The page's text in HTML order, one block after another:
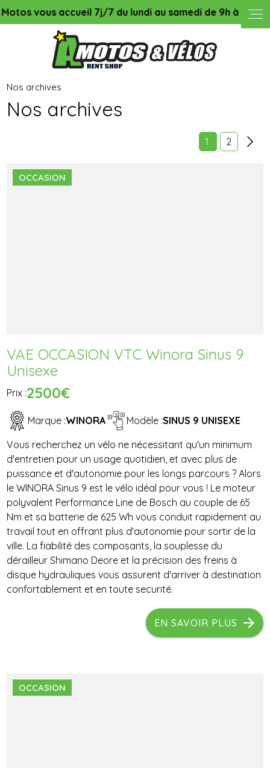
7j/7 du lundi au samedi de 9h à 13h & de 14h00 à
Nos archives
Nos archives
1 2
OCCASION
VAE OCCASION VTC Winora Sinus 9
Unisexe
Prix :2500€
Marque :WINORA Modèle :SINUS 9 UNISEXE
Vous recherchez un vélo ne nécessitant qu'un minimum
d'entretien pour un usage quotidien, et avec plus de
puissance et d'autonomie pour les longs parcours ? Alors
le WINORA Sinus 9 est le vélo idéal pour vous ! Le moteur
polyvalent Performance Line de Bosch au couple de 65
Nm et sa batterie de 625 Wh vous conduit rapidement au
travail tout en offrant plus d'autonomie pour sortir de la
ville. La fiabilité des composants, la souplesse du
dérailleur Shimano Deore et la précision des freins à
disque hydrauliques vous assurent d'arriver à destination
confortablement et en toute securité.
EN SAVOIR PLUS
OCCASION